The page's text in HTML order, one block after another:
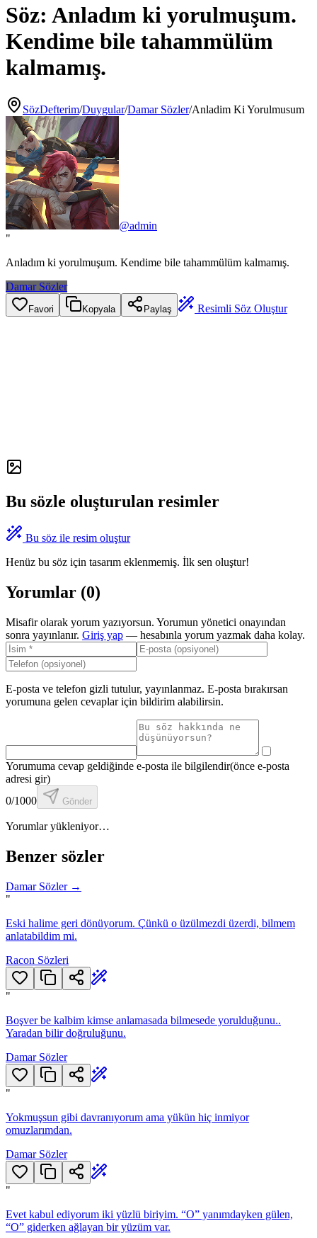
Söz: Anladım ki yorulmuşum.
Kendime bile tahammülüm
kalmamış.
SözDefterim/Duygular/Damar Sözler/Anladim Ki Yorulmusum
@admin
"
Anladım ki yorulmuşum. Kendime bile tahammülüm kalmamış.
Damar Sözler
Favori Kopyala Paylaş Resimli Söz Oluştur
Bu sözle oluşturulan resimler
Bu söz ile resim oluştur
Henüz bu söz için tasarım eklenmemiş. İlk sen oluştur!
Yorumlar (0)
Misafir olarak yorum yazıyorsun. Yorumun yönetici onayından
sonra yayınlanır. Giriş yap — hesabınla yorum yazmak daha kolay.
E-posta ve telefon gizli tutulur, yayınlanmaz. E-posta bırakırsan
yorumuna gelen cevaplar için bildirim alabilirsin.
Yorumuma cevap geldiğinde e-posta ile bilgilendir(önce e-posta
adresi gir)
0/1000 Gönder
Yorumlar yükleniyor…
Benzer sözler
Damar Sözler→
"
Eski halime geri dönüyorum. Çünkü o üzülmezdi üzerdi, bilmem
anlatabildim mi.
Racon Sözleri
"
Boşver be kalbim kimse anlamasada bilmesede yorulduğunu..
Yaradan bilir doğruluğunu.
Damar Sözler
"
Yokmuşsun gibi davranıyorum ama yükün hiç inmiyor
omuzlarımdan.
Damar Sözler
"
Evet kabul ediyorum iki yüzlü biriyim. “O” yanımdayken gülen,
“O” giderken ağlayan bir yüzüm var.